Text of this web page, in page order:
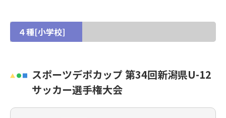
４種[小学校]
スポーツデポカップ 第34回新潟県U-12
サッカー選手権大会